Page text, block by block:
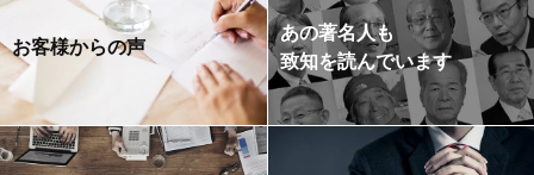
お客様からの声
あの著名人も
致知を読んでいます